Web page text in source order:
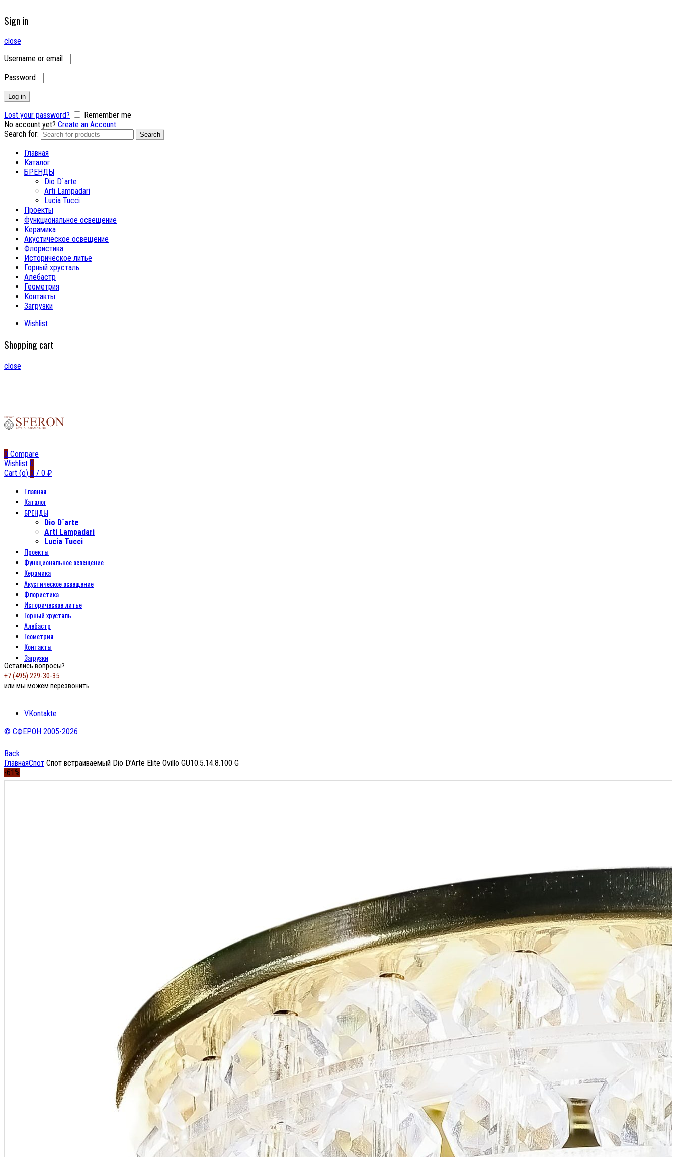
Sign in
close
Username or email
Password
Log in
Lost your password?
Remember me
No account yet? Create an Account
Search for:
Search
Главная
Каталог
БРЕНДЫ
Dio D`arte
Arti Lampadari
Lucia Tucci
Проекты
Функциональное освещение
Керамика
Акустическое освещение
Флористика
Историческое литье
Горный хрусталь
Алебастр
Геометрия
Контакты
Загрузки
Wishlist
Shopping cart
close
0 Compare
Wishlist 0
Cart (o) 0 / 0 ₽
Главная
Каталог
БРЕНДЫ
Dio D`arte
Arti Lampadari
Lucia Tucci
Проекты
Функциональное освещение
Керамика
Акустическое освещение
Флористика
Историческое литье
Горный хрусталь
Алебастр
Геометрия
Контакты
Загрузки
Остались вопросы?
+7 (495) 229-30-35
или мы можем перезвонить
VKontakte
© СФЕРОН 2005-2026
Back
ГлавнаяСпот Спот встраиваемый Dio D’Arte Elite Ovillo GU10.5.14.8.100 G
-61%